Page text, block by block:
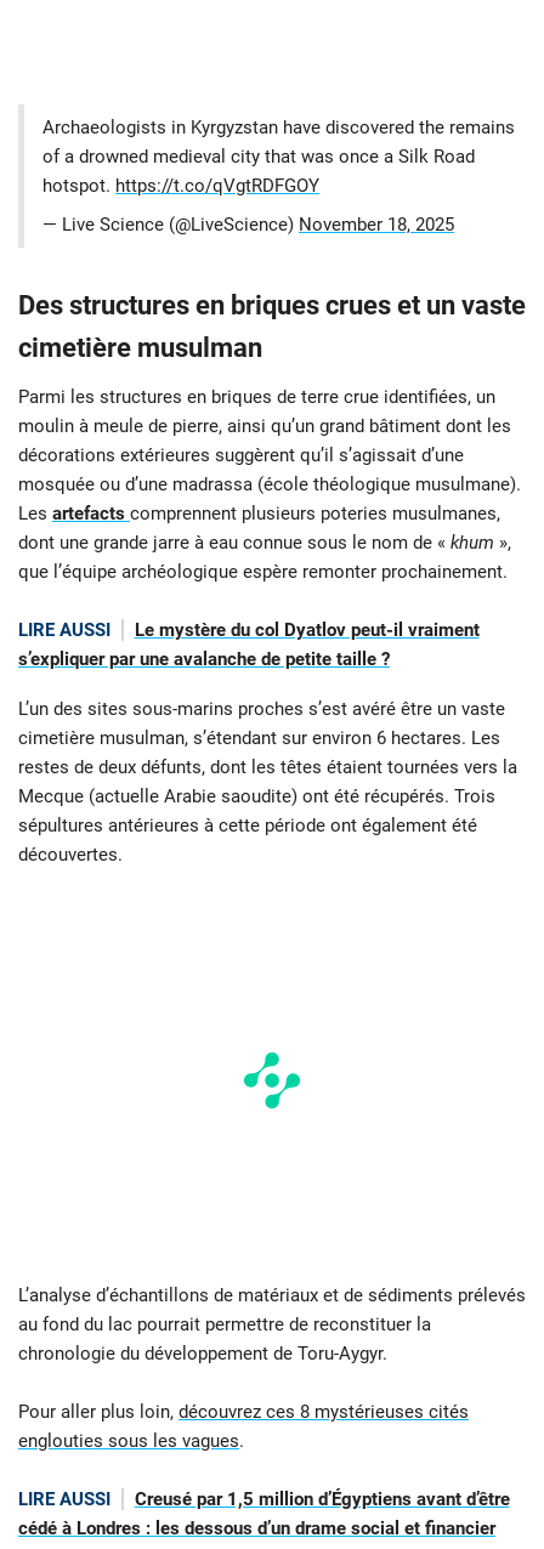
Archaeologists in Kyrgyzstan have discovered the remains
of a drowned medieval city that was once a Silk Road
hotspot. https://t.co/qVgtRDFGOY
— Live Science (@LiveScience) November 18, 2025
Des structures en briques crues et un vaste
cimetière musulman
Parmi les structures en briques de terre crue identifiées, un
moulin à meule de pierre, ainsi qu’un grand bâtiment dont les
décorations extérieures suggèrent qu’il s’agissait d’une
mosquée ou d’une madrassa (école théologique musulmane).
Les artefacts comprennent plusieurs poteries musulmanes,
dont une grande jarre à eau connue sous le nom de « khum »,
que l’équipe archéologique espère remonter prochainement.
LIRE AUSSI
Le mystère du col Dyatlov peut-il vraiment
s’expliquer par une avalanche de petite taille ?
L’un des sites sous-marins proches s’est avéré être un vaste
cimetière musulman, s’étendant sur environ 6 hectares. Les
restes de deux défunts, dont les têtes étaient tournées vers la
Mecque (actuelle Arabie saoudite) ont été récupérés. Trois
sépultures antérieures à cette période ont également été
découvertes.
L’analyse d’échantillons de matériaux et de sédiments prélevés
au fond du lac pourrait permettre de reconstituer la
chronologie du développement de Toru-Aygyr.
Pour aller plus loin, découvrez ces 8 mystérieuses cités
englouties sous les vagues.
LIRE AUSSI
Creusé par 1,5 million d’Égyptiens avant d’être
cédé à Londres : les dessous d’un drame social et financier